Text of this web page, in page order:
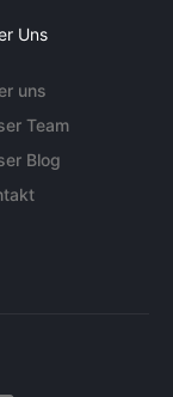
Uns
uns
Team
Blog